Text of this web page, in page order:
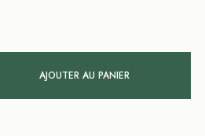
AJOUTER AU PANIER